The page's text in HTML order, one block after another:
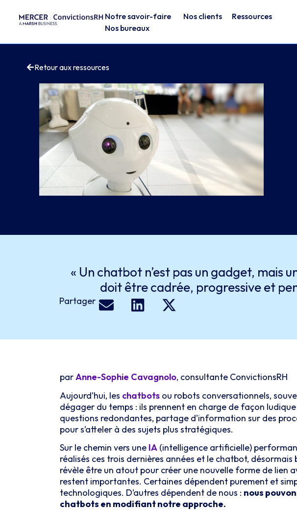
Notre savoir-faire Nos clients
Ressources
Nos bureaux
Retour aux ressources
« Un chatbot n’est pas un gadget, mais
doit être cadrée, progressive et
Partager
parAnne-Sophie Cavagnolo, consultante ConvictionsRH
Aujourd’hui, les chatbots ou robots conversationnels,
dégager du temps : ils prennent en charge de façon
questions redondantes, partage d’information sur des
pour s’atteler à des sujets plus stratégiques.
Sur le chemin vers une IA (intelligence artificielle)
réalisés ces trois dernières années et le chatbot,
révèle être un atout pour créer une nouvelle forme de lien
restent importantes. Certaines dépendent purement et
technologiques. D’autres dépendent de nous : nous
chatbots en modifiant notre approche.